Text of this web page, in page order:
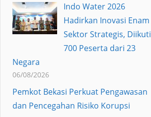
Indo Water 2026
Hadirkan Inovasi Enam
Sektor Strategis, Diikuti
700 Peserta dari 23
Negara
06/08/2026
Pemkot Bekasi Perkuat Pengawasan
dan Pencegahan Risiko Korupsi